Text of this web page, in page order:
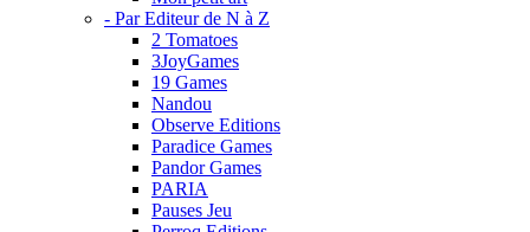
- Par Editeur de N à Z
2 Tomatoes
3JoyGames
19 Games
Nandou
Observe Editions
Paradice Games
Pandor Games
PARIA
Pauses Jeu